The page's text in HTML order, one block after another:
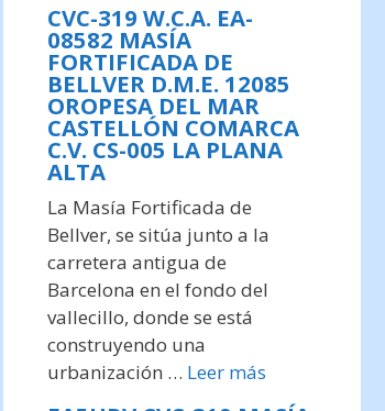
CVC-319 W.C.A. EA-
08582 MASÍA
FORTIFICADA DE
BELLVER D.M.E. 12085
OROPESA DEL MAR
CASTELLÓN COMARCA
C.V. CS-005 LA PLANA
ALTA
La Masía Fortificada de
Bellver, se sitúa junto a la
carretera antigua de
Barcelona en el fondo del
vallecillo, donde se está
construyendo una
urbanización … Leer más